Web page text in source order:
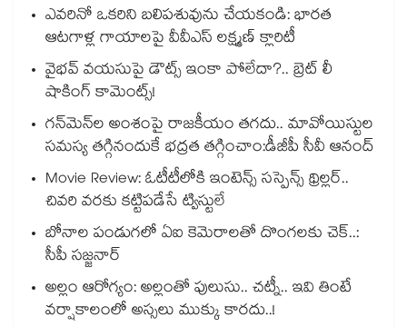
ఎవరినో ఒకరిని బలిపశువును చేయకండి: భారత
ఆటగాళ్ల గాయాలపై వీవీఎస్ లక్ష్మణ్ క్లారిటీ
వైభవ్ వయసుపై డౌట్స్ ఇంకా పోలేదా?.. బ్రెట్ లీ
షాకింగ్ కామెంట్స్!
గన్⁭మెన్⁭ల అంశంపై రాజకీయం తగదు.. మావోయిస్టుల
సమస్య తగ్గినందుకే భద్రత తగ్గించాం:డీజీపీ సీవీ ఆనంద్
Movie Review: ఓటీటీలోకి ఇంటెన్స్ సస్పెన్స్ థ్రిల్లర్..
చివరి వరకు కట్టిపడేసే ట్విస్టులే
బోనాల పండుగలో ఏఐ కెమెరాలతో దొంగలకు చెక్..:
సీపీ సజ్జనార్
అల్లం ఆరోగ్యం: అల్లంతో పులుసు.. చట్నీ.. ఇవి తింటే
వర్షాకాలంలో అస్సలు ముక్కు కారదు..!